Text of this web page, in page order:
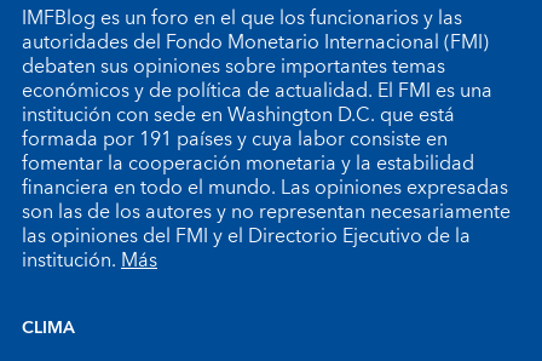
IMFBlog es un foro en el que los funcionarios y las
autoridades del Fondo Monetario Internacional (FMI)
debaten sus opiniones sobre importantes temas
económicos y de política de actualidad. El FMI es una
institución con sede en Washington D.C. que está
formada por 191 países y cuya labor consiste en
fomentar la cooperación monetaria y la estabilidad
financiera en todo el mundo. Las opiniones expresadas
son las de los autores y no representan necesariamente
las opiniones del FMI y el Directorio Ejecutivo de la
institución.Más
CLIMA